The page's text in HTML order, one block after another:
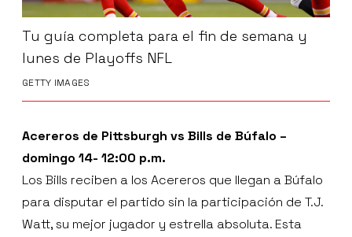
Tu guía completa para el fin de semana y
lunes de Playoffs NFL
GETTY IMAGES
Acereros de Pittsburgh vs Bills de Búfalo –
domingo 14- 12:00 p.m.
Los Bills reciben a los Acereros que llegan a Búfalo
para disputar el partido sin la participación de T.J.
Watt, su mejor jugador y estrella absoluta. Esta